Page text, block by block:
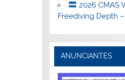
2026 CMAS
Freediving Depth
ANUNCIANTES